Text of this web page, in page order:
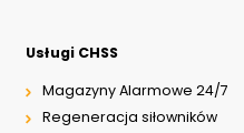
Usługi CHSS
Magazyny Alarmowe 24/7
Regeneracja siłowników